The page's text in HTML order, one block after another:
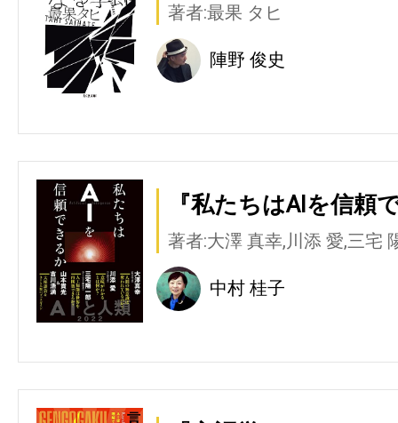
著者:最果 タヒ
陣野 俊史
『私たちはAIを信頼
著者:大澤 真幸,川添 愛,三宅
中村 桂子